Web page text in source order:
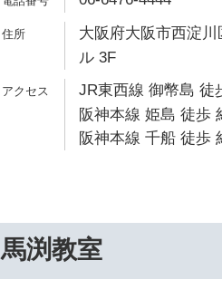
大阪府大阪市西淀
ル 3F
JR東西線 御幣島 徒
阪神本線 姫島 徒歩
阪神本線 千船 徒歩
馬渕教室